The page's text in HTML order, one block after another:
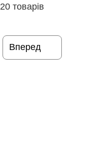
товарів
Вперед